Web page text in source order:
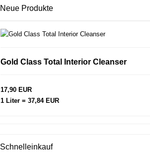
Neue Produkte
Gold Class Total Interior Cleanser
17,90 EUR
1 Liter = 37,84 EUR
Schnelleinkauf